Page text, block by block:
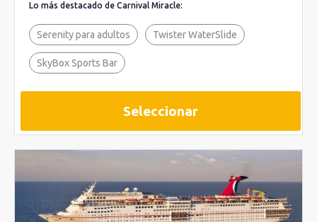
Lo más destacado de Carnival Miracle:
Serenity para adultos Twister WaterSlide
SkyBox Sports Bar
Seleccionar